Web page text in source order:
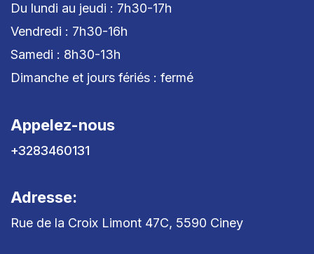
Du lundi au jeudi : 7h30-17h
Vendredi : 7h30-16h
Samedi : 8h30-13h
Dimanche et jours fériés : fermé
Appelez-nous
+3283460131
Adresse:
Rue de la Croix Limont 47C, 5590 Ciney